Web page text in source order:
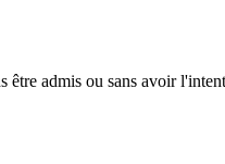
admis ou sans avoir